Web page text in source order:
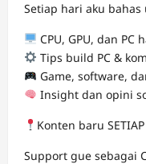
Setiap hari aku
CPU, GPU, dan
Tips build PC &
Game, software,
Insight dan opini
Konten baru
Support gue sebagai